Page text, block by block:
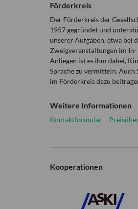
Förderkreis
Der Förderkreis der
1957 gegründet und
unserer Aufgaben, etwa bei
Zweigveranstaltungen im
Anliegen ist es ihm dabei,
Sprache zu vermitteln.
im Förderkreis dazu
Weitere Informationen
Kontaktformular
Kooperationen